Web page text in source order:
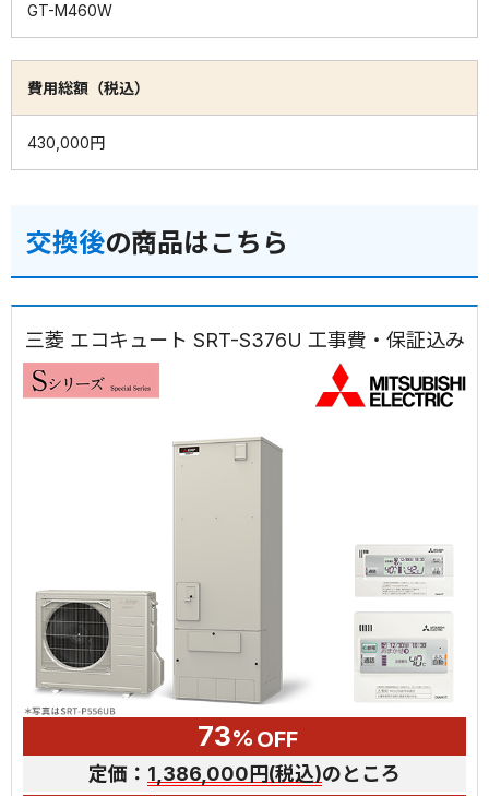
GT-M460W
費用総額（税込）
430,000円
交換後の商品はこちら
三菱 エコキュート SRT-S376U 工事費・保証込み
73% OFF
定価： 1,386,000円(税込)のところ